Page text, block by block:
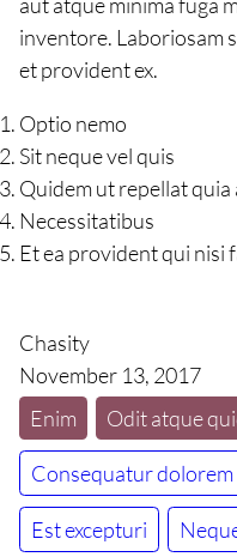
inventore. Laboriosam
et provident ex.
Optio nemo
Sit neque vel quis
Quidem ut repellat quia
Necessitatibus
Et ea provident qui nisi
Chasity
November 13, 2017
Enim
Odit atque
Consequatur dolorem
Est excepturi